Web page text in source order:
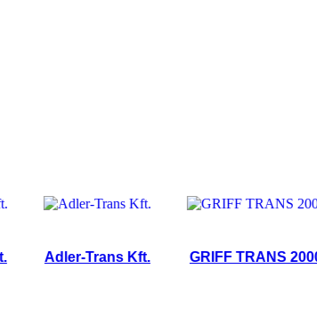
Adler-Trans Kft. GRIFF TRANS 2000 Kft.